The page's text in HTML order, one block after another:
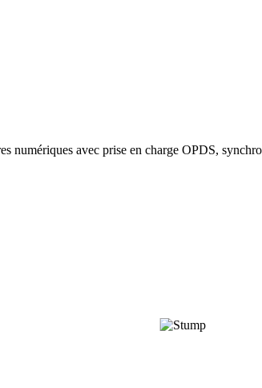
numériques avec prise en charge OPDS,